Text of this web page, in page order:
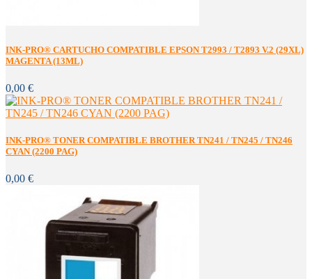
INK-PRO® CARTUCHO COMPATIBLE EPSON T2993 / T2893 V.2 (29XL)
MAGENTA (13ML)
0,00 €
INK-PRO® TONER COMPATIBLE BROTHER TN241 / TN245 / TN246
CYAN (2200 PAG)
0,00 €